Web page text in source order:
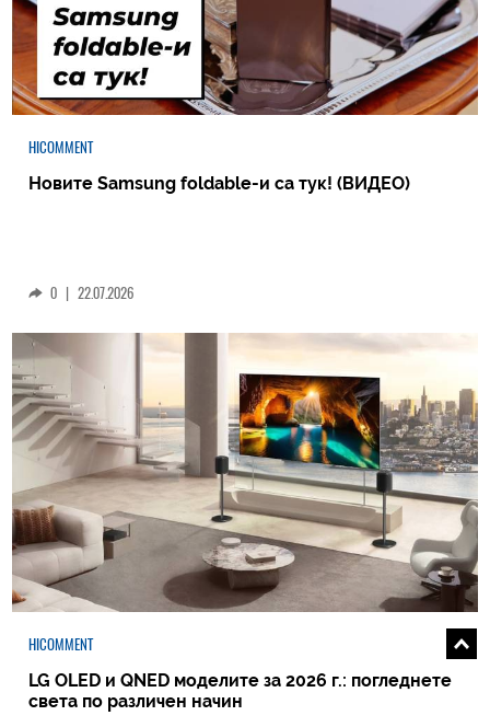
HICOMMENT
Новите Samsung foldable-и са тук! (ВИДЕО)
0 | 22.07.2026
HICOMMENT
LG OLED и QNED моделите за 2026 г.: погледнете
света по различен начин